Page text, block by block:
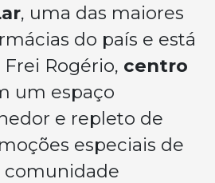
, uma das maiores
do país e está
Rogério, centro
um espaço
e repleto de
especiais de
comunidade